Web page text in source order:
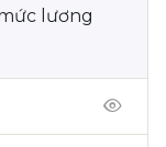
lương